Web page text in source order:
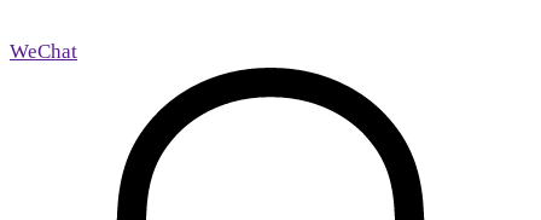
WeChat